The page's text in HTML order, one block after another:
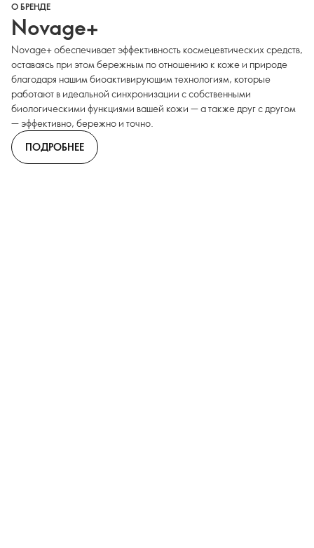
О БРЕНДЕ
Novage+
Novage+ обеспечивает эффективность космецевтических средств,
оставаясь при этом бережным по отношению к коже и природе
благодаря нашим биоактивирующим технологиям, которые
работают в идеальной синхронизации с собственными
биологическими функциями вашей кожи — а также друг с другом
— эффективно, бережно и точно.
ПОДРОБНЕЕ